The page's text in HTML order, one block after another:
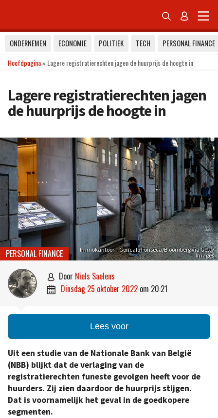
 
ONDERNEMEN ECONOMIE POLITIEK TECH
PERSONAL FINANCE
Hoofdpagina» Lagere registratierechten jagen de huurprijs de hoogte in
Lagere registratierechten jagen
de huurprijs de hoogte in
Immokantoor – Goncalo Fonseca/Bloomberg via Getty
Images
PERSONAL FINANCE
 door Niels Saelens
 dinsdag 25 oktober 2022 om 20:21
Lees voor
Uit een studie van de Nationale Bank van België
(NBB) blijkt dat de verlaging van de
registratierechten funeste gevolgen heeft voor de
huurders. Zij zien daardoor de huurprijs stijgen.
Dat is voornamelijk het geval in de goedkopere
segmenten.